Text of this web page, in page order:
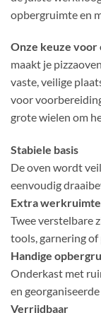
opbergruimte en
Onze keuze
maakt je
vaste, veilige
voor
grote wielen om
Stabiele basis
De oven wordt
eenvoudig
Extra werkruimte
Twee verstelbare
tools, garnering of
Handige
Onderkast met
en
Verrijdbaar